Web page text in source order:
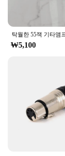
₩5,100